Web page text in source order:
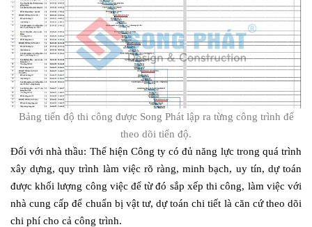
Bảng tiến độ thi công được Song Phát lập ra từng công trình để
theo dõi tiến độ.
Đối với nhà thầu: Thể hiện Công ty có đủ năng lực trong quá trình
xây dựng, quy trình làm việc rõ ràng, minh bạch, uy tín, dự toán
được khối lượng công việc để từ đó sắp xếp thi công, làm việc với
nhà cung cấp để chuẩn bị vật tư, dự toán chi tiết là căn cứ theo dõi
chi phí cho cả công trình.